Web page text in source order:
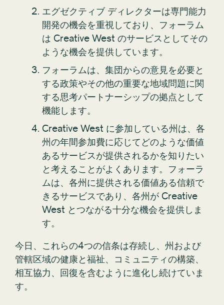
エグゼクティブ ディレクターは専門能力
開発の機会を重視しており、フォーラム
は Creative West のサービスとしてその
ような機会を提供しています。
フォーラムは、集団からの意見を必要と
する政策やその他の重要な地域問題に関
する思考パートナーシップの拠点として
機能します。
Creative West に参加している州は、各
州の年間参加費に応じてどのような価値
あるサービスが提供されるかを知りたい
と考えることがよくあります。フォーラ
ムは、各州に提供される価値ある信頼で
きるサービスであり、各州が Creative
West とつながる十分な機会を提供しま
す。
今日、これらの4つの信条は存続し、州および
管轄区域の健康と福祉、コミュニティの構築、
相互協力、回復を含むように進化し続けていま
す。